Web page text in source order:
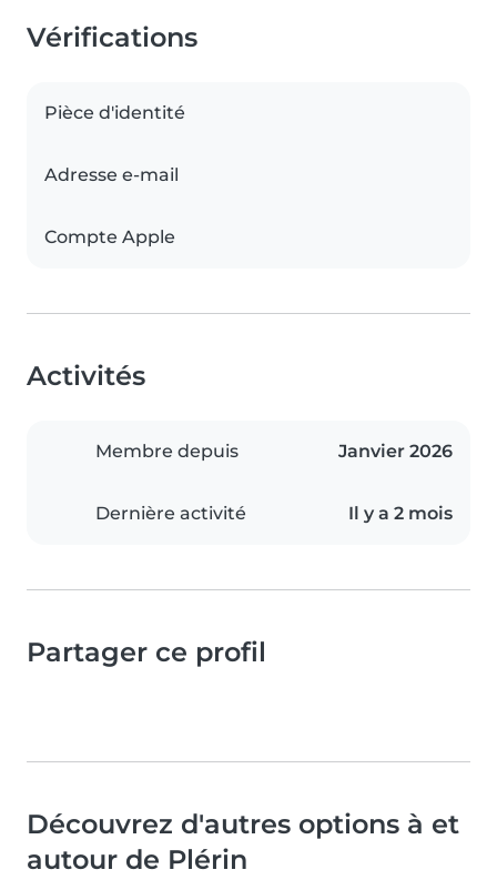
Vérifications
Pièce d'identité
Adresse e-mail
Compte Apple
Activités
Membre depuis Janvier 2026
Dernière activité Il y a 2 mois
Partager ce profil
Découvrez d'autres options à et
autour de Plérin